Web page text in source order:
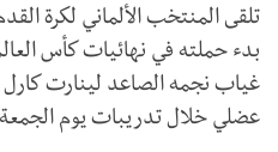
تلقى المنتخب الألماني لكرة
غياب نجمه الصاعد لينارت كارل
عضلي خلال تدريبات يوم